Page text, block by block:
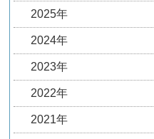
2025年
2024年
2023年
2022年
2021年